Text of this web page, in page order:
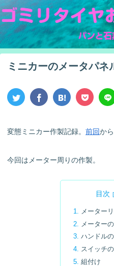
ミニカーのメータパネ
変態ミニカー作製記録。 前回か
今回はメーター周りの作製。
目次
メーター
メーター
ハンドル
スイッチ
組付け